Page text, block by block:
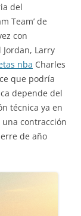
del
Team’ de
con
Larry
nba Charles
que podría
depende del
técnica ya en
contracción
de año